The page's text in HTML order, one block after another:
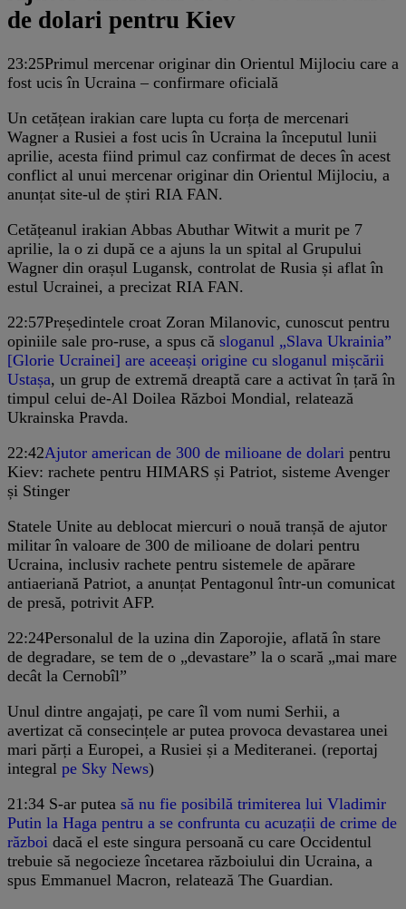
de dolari pentru Kiev
23:25Primul mercenar originar din Orientul Mijlociu care a
fost ucis în Ucraina – confirmare oficială
Un cetățean irakian care lupta cu forța de mercenari
Wagner a Rusiei a fost ucis în Ucraina la începutul lunii
aprilie, acesta fiind primul caz confirmat de deces în acest
conflict al unui mercenar originar din Orientul Mijlociu, a
anunțat site-ul de știri RIA FAN.
Cetățeanul irakian Abbas Abuthar Witwit a murit pe 7
aprilie, la o zi după ce a ajuns la un spital al Grupului
Wagner din orașul Lugansk, controlat de Rusia și aflat în
estul Ucrainei, a precizat RIA FAN.
22:57Președintele croat Zoran Milanovic, cunoscut pentru
opiniile sale pro-ruse, a spus că sloganul „Slava Ukrainia”
[Glorie Ucrainei] are aceeași origine cu sloganul mișcării
Ustașa, un grup de extremă dreaptă care a activat în țară în
timpul celui de-Al Doilea Război Mondial, relatează
Ukrainska Pravda.
22:42Ajutor american de 300 de milioane de dolari pentru
Kiev: rachete pentru HIMARS și Patriot, sisteme Avenger
și Stinger
Statele Unite au deblocat miercuri o nouă tranșă de ajutor
militar în valoare de 300 de milioane de dolari pentru
Ucraina, inclusiv rachete pentru sistemele de apărare
antiaeriană Patriot, a anunțat Pentagonul într-un comunicat
de presă, potrivit AFP.
22:24Personalul de la uzina din Zaporojie, aflată în stare
de degradare, se tem de o „devastare” la o scară „mai mare
decât la Cernobîl”
Unul dintre angajați, pe care îl vom numi Serhii, a
avertizat că consecințele ar putea provoca devastarea unei
mari părți a Europei, a Rusiei și a Mediteranei. (reportaj
integral pe Sky News)
21:34 S-ar putea să nu fie posibilă trimiterea lui Vladimir
Putin la Haga pentru a se confrunta cu acuzații de crime de
război dacă el este singura persoană cu care Occidentul
trebuie să negocieze încetarea războiului din Ucraina, a
spus Emmanuel Macron, relatează The Guardian.